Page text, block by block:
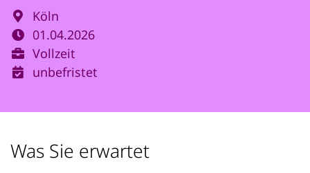
Köln
01.04.2026
Vollzeit
unbefristet
Was Sie erwartet